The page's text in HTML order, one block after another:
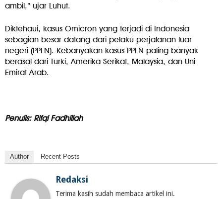
ambil,” ujar Luhut.
Diktehaui, kasus Omicron yang terjadi di Indonesia
sebagian besar datang dari pelaku perjalanan luar
negeri (PPLN). Kebanyakan kasus PPLN paling banyak
berasal dari Turki, Amerika Serikat, Malaysia, dan Uni
Emirat Arab.
Penulis: Rifqi Fadhillah
Author Recent Posts
Redaksi
Terima kasih sudah membaca artikel ini.